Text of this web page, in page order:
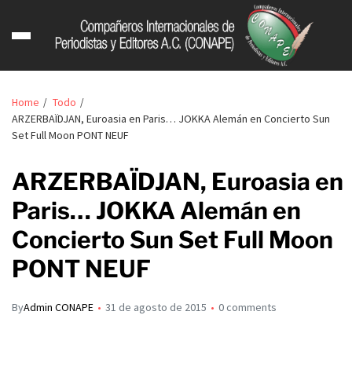
Home
Todo
ARZERBAÏDJAN, Euroasia en Paris… JOKKA Alemán en Concierto Sun
Set Full Moon PONT NEUF
ARZERBAÏDJAN, Euroasia en
Paris… JOKKA Alemán en
Concierto Sun Set Full Moon
PONT NEUF
ByAdmin CONAPE 31 de agosto de 2015 0 comments